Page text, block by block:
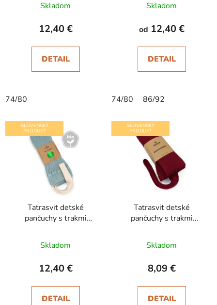
Skladom
12,40 €
DETAIL
74/80
Skladom
od 12,40 €
DETAIL
74/80 86/92
SLOVENSKÝ
PRODUKT
Tatrasvit detské
pančuchy s trakmi
Skladom
12,40 €
DETAIL
SLOVENSKÝ
PRODUKT
Tatrasvit detské
pančuchy s trakmi
Skladom
8,09 €
DETAIL